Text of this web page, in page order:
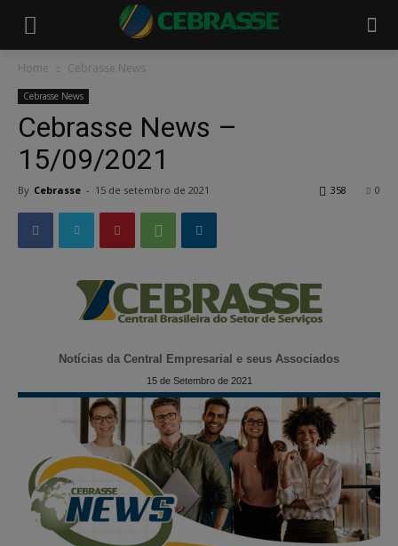
Home Cebrasse News
Cebrasse News
Cebrasse News –
15/09/2021
By Cebrasse - 15 de setembro de 2021 0
358
Notícias da Central Empresarial e seus Associados
15 de Setembro de 2021